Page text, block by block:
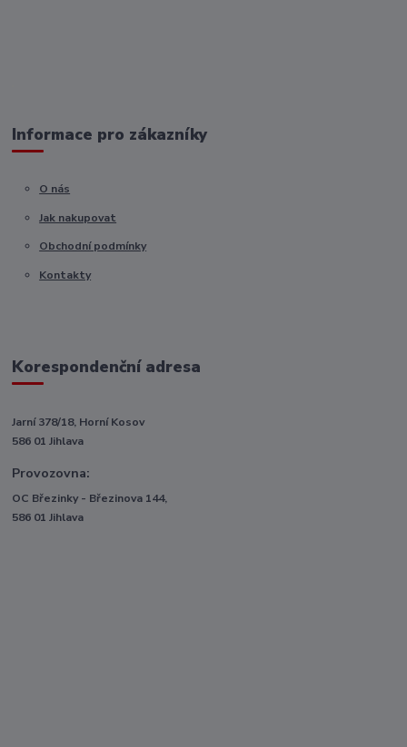
Informace pro zákazníky
O nás
Jak nakupovat
Obchodní podmínky
Kontakty
Korespondenční adresa
Jarní 378/18, Horní Kosov
586 01 Jihlava
Provozovna:
OC Březinky - Březinova 144,
586 01 Jihlava